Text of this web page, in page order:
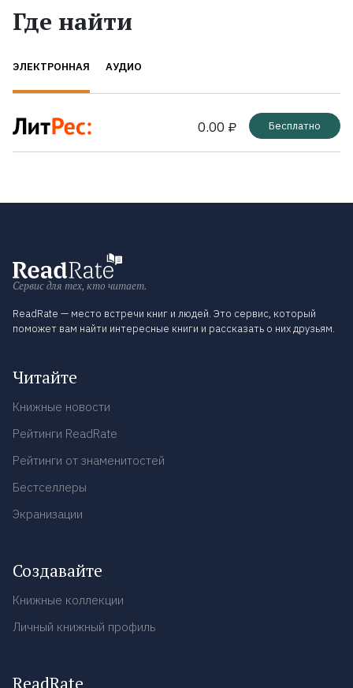
Где найти
ЭЛЕКТРОННАЯ АУДИО
0.00 ₽ Бесплатно
Сервис для тех, кто читает.
ReadRate — место встречи книг и людей. Это сервис, который
поможет вам найти интересные книги и рассказать о них друзьям.
Читайте
Книжные новости
Рейтинги ReadRate
Рейтинги от знаменитостей
Бестселлеры
Экранизации
Создавайте
Книжные коллекции
Личный книжный профиль
ReadRate